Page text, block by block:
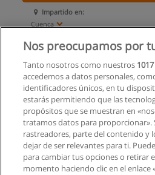
Impartido en:
Cuenca
Nos preocupamos por
Tanto nosotros como nuestros 1017
accedemos a datos personales,
identificadores únicos, en tu
estarás permitiendo que las
propósitos que se muestran en
tratamos datos para proporcionar».
rastreadores, parte del contenido y
dejar de ser relevantes para ti.
para cambiar tus opciones o retirar
momento haciendo clic en el enlace